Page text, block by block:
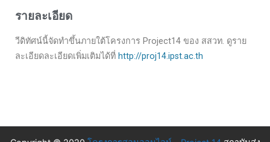
รายละเอียด
วีดิทัศน์นี้จัดทำขึ้นภายใต้โครงการ Project14 ของ สสวท. ดูราย
ละเอียดละเอียดเพิ่มเติมได้ที่ http://proj14.ipst.ac.th